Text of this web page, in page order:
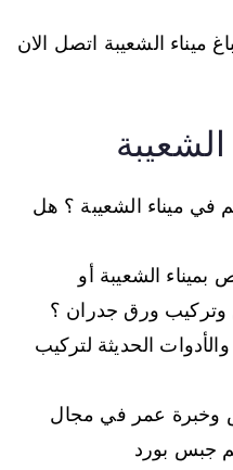
ميناء الشعيبة اتصل الان
ميناء الشعيبة ؟ هل
الشعيبة أو
وتركيب ورق جدران ؟
الحديثة لتركيب
وخبرة عمر في مجال
جبس بورد